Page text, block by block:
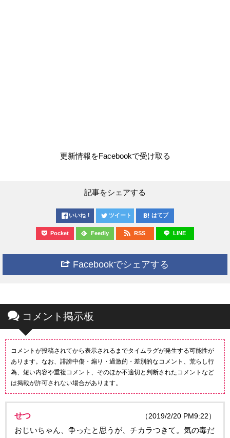
更新情報をFacebookで受け取る
記事をシェアする
いいね！ ツイート はてブ
Pocket Feedly RSS LINE
Facebookでシェアする
コメント掲示板
コメントが投稿されてから表示されるまでタイムラグが発生する可能性が
あります。なお、誹謗中傷・煽り・過激的・差別的なコメント、荒らし行
為、短い内容や重複コメント、そのほか不適切と判断されたコメントなど
は掲載が許可されない場合があります。
せつ （2019/2/20 PM9:22）
おじいちゃん、争ったと思うが、チカラつきて。気の毒だ